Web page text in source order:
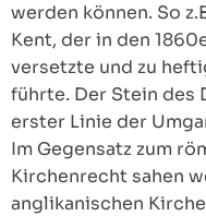
werden können. So
Kent, der in den
versetzte und zu
führte. Der Stein des
erster Linie der
Im Gegensatz zum
Kirchenrecht sahen
anglikanischen